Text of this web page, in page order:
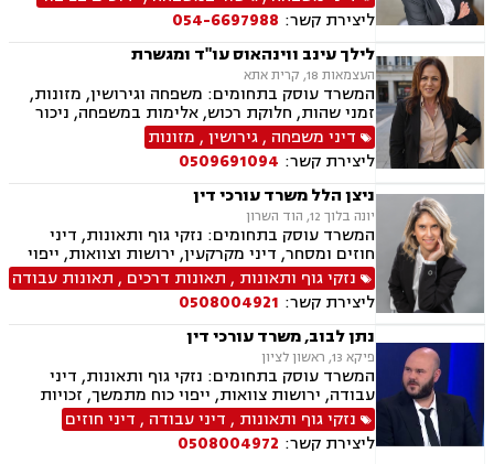
מינית, נשואים אזרחיים, חלקות רכוש, מעמד אישי,
ניכור הורי, ייפוי כוח מתמשך, ירושות וצוואות,
אלימות במשפחה, דיני חוזים, פינוי מושכר
ליצירת קשר: 054-6697988
לילך עינב ווינהאוס עו"ד ומגשרת
העצמאות 18, קרית אתא
המשרד עוסק בתחומים: משפחה וגירושין, מזונות,
זמני שהות, חלוקת רכוש, אלימות במשפחה, ניכור
הורי, גישור במשפחה, פירוק שיתוף, מעמד אישי,
ליטיגציה, צווי מניעה, הסכמי ממון, אחריות הורית,
קביעת גיל, אפוטרופסות, צוואות וירושות, ייפוי כוח
מתמשך, סכסוכי שכנים, חוזים והסכמים, פינוי
מושכר, לשון הרע, אסטרטגיה משפטית.
דיני משפחה ,גירושין, מזונות
ליצירת קשר: 0509691094
ניצן הלל משרד עורכי דין
יונה בלוך 12, הוד השרון
המשרד עוסק בתחומים: נזקי גוף ותאונות, דיני
חוזים ומסחר, דיני מקרקעין, ירושות וצוואות, ייפוי
כוח מתמשך
נזקי גוף ותאונות , תאונות דרכים , תאונות עבודה
ליצירת קשר: 0508004921
נתן לבוב, משרד עורכי דין
פיקא 13, ראשון לציון
המשרד עוסק בתחומים: נזקי גוף ותאונות, דיני
עבודה, ירושות צוואות, ייפוי כוח מתמשך, זכויות
נשים בהריון ,לשון הרע
נזקי גוף ותאונות , דיני עבודה , דיני חוזים
ליצירת קשר: 0508004972